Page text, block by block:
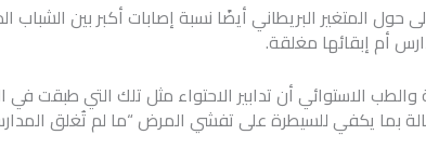
حول المتغير البريطاني أيضًا نسبة إصابات أكبر بين الشباب
الاستوائي أن تدابير الاحتواء مثل تلك التي طبقت
بما يكفي للسيطرة على تفشي المرض “ما لم تُغلق